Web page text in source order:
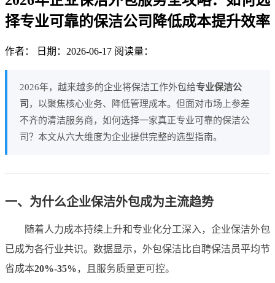
择专业可靠的保洁公司降低成本提升效率
作者： 日期：2026-06-17 阅读量：
2026年，越来越多的企业将保洁工作外包给专业保洁公
司 ，以聚焦核心业务、降低管理成本。但面对市场上参差
不齐的清洁服务商，如何选择一家真正专业可靠的保洁公
司？本文从六大维度为企业提供完整的选型指南。
一、为什么企业保洁外包成为主流趋势
随着人力成本持续上升和专业化分工深入，企业保洁外包
已成为各行业共识。数据显示，外包保洁比自聘保洁员平均节
省成本20%-35%，且服务质量更可控。